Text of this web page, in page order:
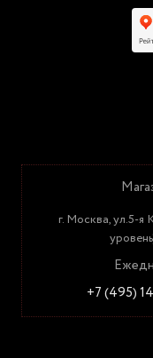
г. Москва, ул.5-я
+7 (495)